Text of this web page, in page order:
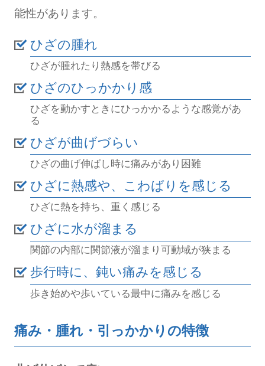
能性があります。
ひざの腫れ
ひざが腫れたり熱感を帯びる
ひざのひっかかり感
ひざを動かすときにひっかかるような感覚があ
る
ひざが曲げづらい
ひざの曲げ伸ばし時に痛みがあり困難
ひざに熱感や、 こわばりを感じる
ひざに熱を持ち、重く感じる
ひざに水が溜まる
関節の内部に関節液が溜まり可動域が狭まる
歩行時に、鈍い痛みを感じる
歩き始めや歩いている最中に痛みを感じる
痛み・腫れ・引っかかりの特徴